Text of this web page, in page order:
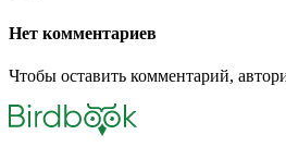
Нет комментариев
Чтобы оставить комментарий,